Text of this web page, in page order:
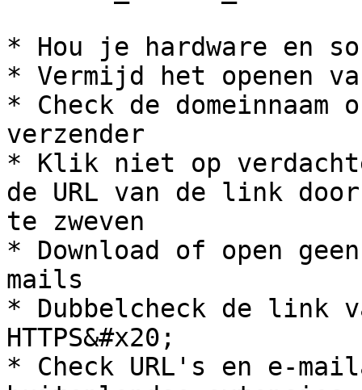
* Hou je hardware en
* Vermijd het openen
* Check de
verzender
* Klik niet op
de URL van de link
te zweven
* Download of open
mails
* Dubbelcheck de link
HTTPS&#x20;
* Check URL's en e-